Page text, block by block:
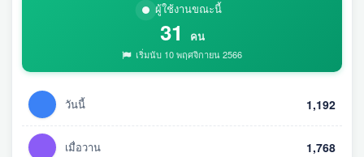
ผู้ใช้งานขณะนี้
31 คน
เริ่มนับ 10 พฤศจิกายน 2566
วันนี้ 1,192
เมื่อวาน 1,768